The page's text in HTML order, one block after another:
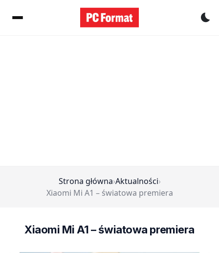
Strona główna›Aktualności›
Xiaomi Mi A1 – światowa premiera
Xiaomi Mi A1 – światowa premiera